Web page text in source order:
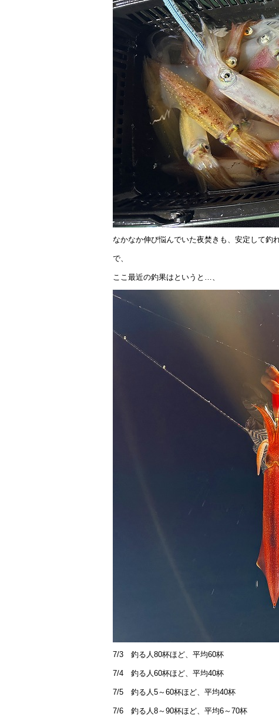
なかなか伸び悩んでいた夜焚きも、安定して釣
で、
ここ最近の釣果はというと…、
7/3 釣る人80杯ほど、平均60杯
7/4 釣る人60杯ほど、平均40杯
7/5 釣る人5～60杯ほど、平均40杯
7/6 釣る人8～90杯ほど、平均6～70杯